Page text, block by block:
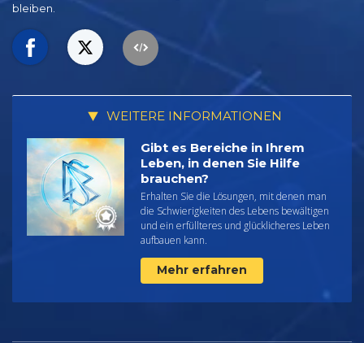
bleiben.
WEITERE INFORMATIONEN
Gibt es Bereiche in Ihrem
Leben, in denen Sie Hilfe
brauchen?
Erhalten Sie die Lösungen, mit denen man
die Schwierigkeiten des Lebens bewältigen
und ein erfüllteres und glücklicheres Leben
aufbauen kann.
Mehr erfahren